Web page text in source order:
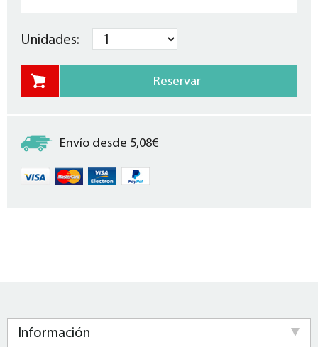
Unidades:
Envío desde 5,08€
Información